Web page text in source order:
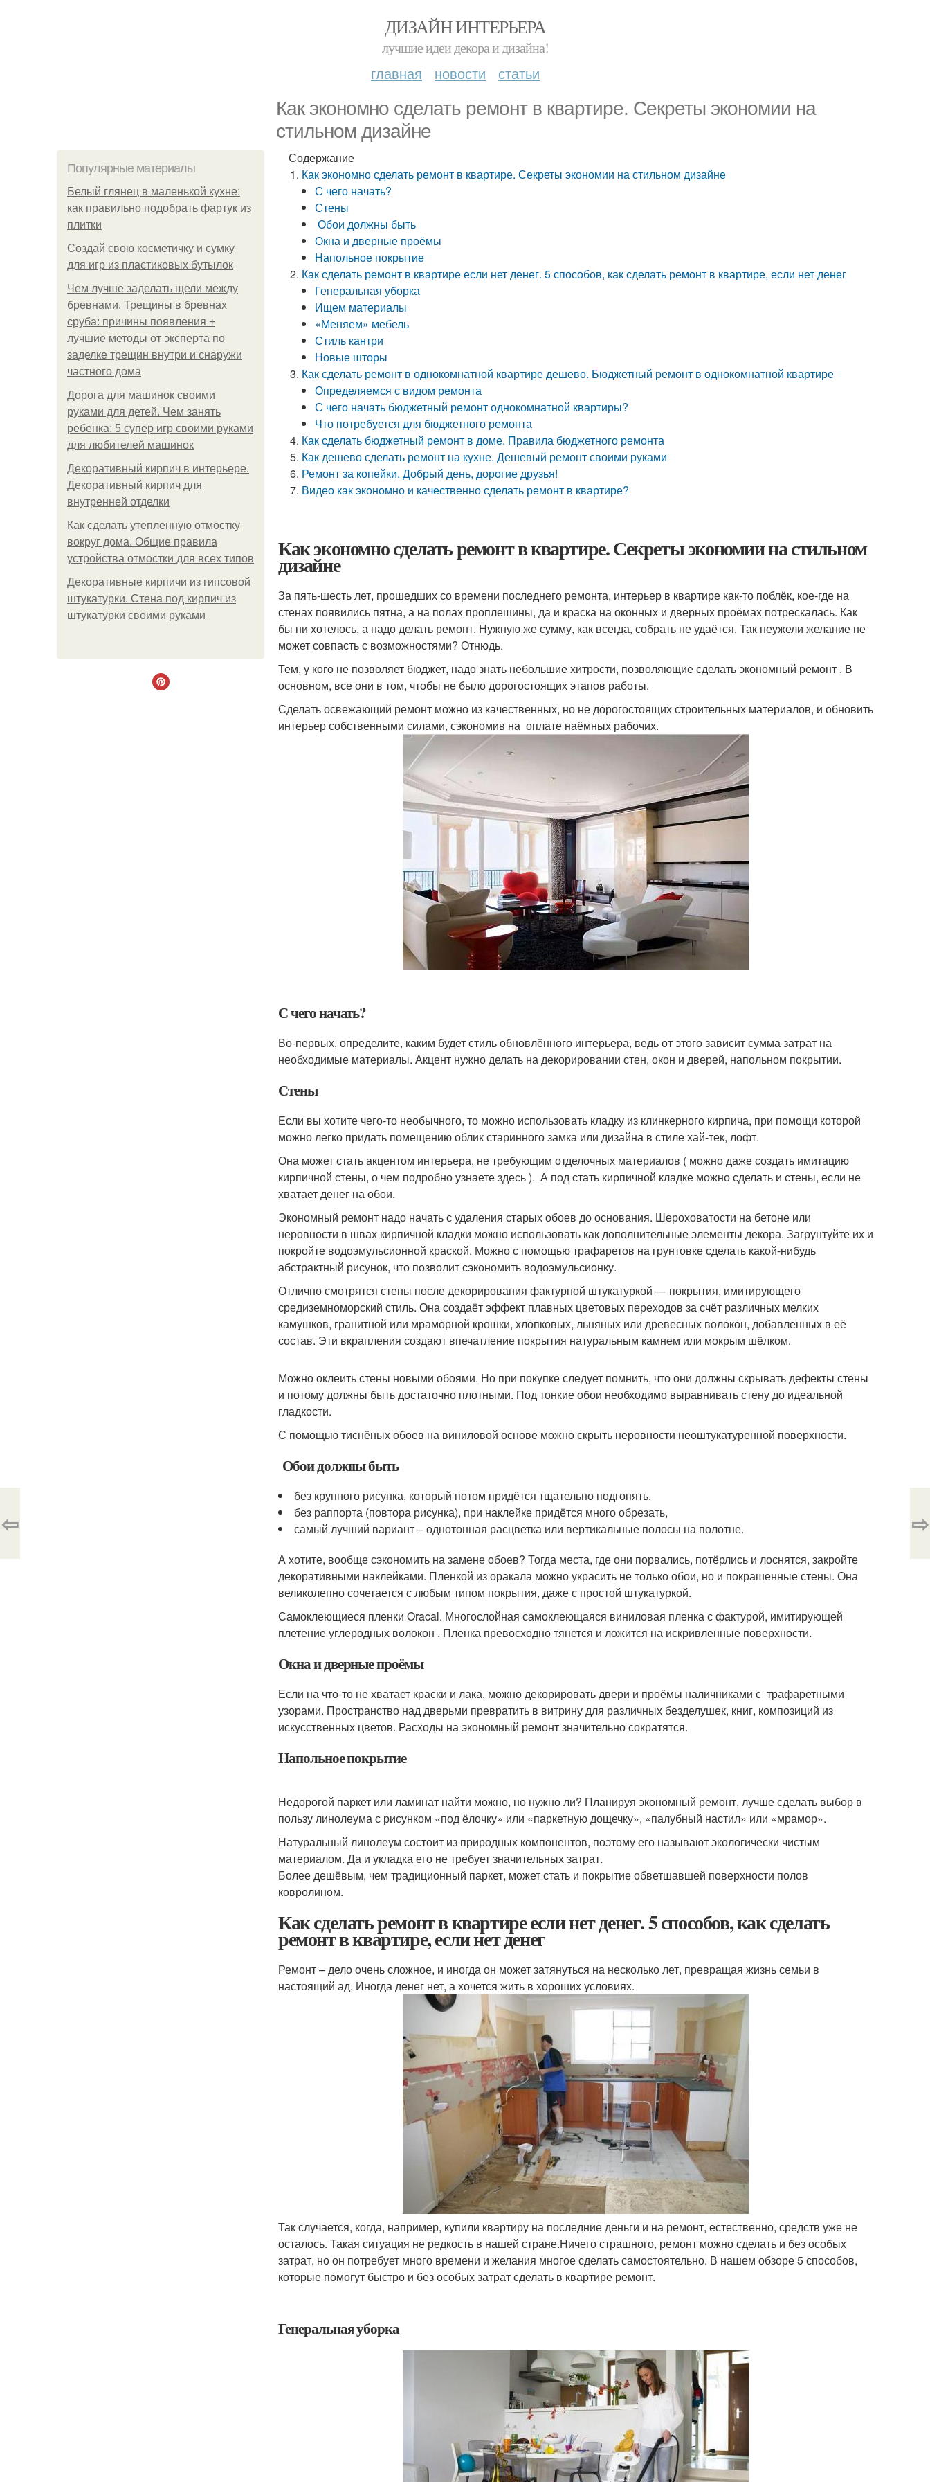
ДИЗАЙН ИНТЕРЬЕРА
лучшие идеи декора и дизайна!
главная новости статьи
Как экономно сделать ремонт в квартире. Секреты экономии на
стильном дизайне
Популярные материалы
Белый глянец в маленькой кухне:
как правильно подобрать фартук из
плитки
Создай свою косметичку и сумку
для игр из пластиковых бутылок
Чем лучше заделать щели между
бревнами. Трещины в бревнах
сруба: причины появления +
лучшие методы от эксперта по
заделке трещин внутри и снаружи
частного дома
Дорога для машинок своими
руками для детей. Чем занять
ребенка: 5 супер игр своими руками
для любителей машинок
Декоративный кирпич в интерьере.
Декоративный кирпич для
внутренней отделки
Как сделать утепленную отмостку
вокруг дома. Общие правила
устройства отмостки для всех типов
Декоративные кирпичи из гипсовой
штукатурки. Стена под кирпич из
штукатурки своими руками
Содержание
Как экономно сделать ремонт в квартире. Секреты экономии на стильном дизайне
С чего начать?
Стены
Обои должны быть
Окна и дверные проёмы
Напольное покрытие
Как сделать ремонт в квартире если нет денег. 5 способов, как сделать ремонт в квартире, если нет денег
Генеральная уборка
Ищем материалы
«Меняем» мебель
Стиль кантри
Новые шторы
Как сделать ремонт в однокомнатной квартире дешево. Бюджетный ремонт в однокомнатной квартире
Определяемся с видом ремонта
С чего начать бюджетный ремонт однокомнатной квартиры?
Что потребуется для бюджетного ремонта
Как сделать бюджетный ремонт в доме. Правила бюджетного ремонта
Как дешево сделать ремонт на кухне. Дешевый ремонт своими руками
Ремонт за копейки. Добрый день, дорогие друзья!
Видео как экономно и качественно сделать ремонт в квартире?
Как экономно сделать ремонт в квартире. Секреты экономии на стильном
дизайне
За пять-шесть лет, прошедших со времени последнего ремонта, интерьер в квартире как-то поблёк, кое-где на
стенах появились пятна, а на полах проплешины, да и краска на оконных и дверных проёмах потрескалась. Как
бы ни хотелось, а надо делать ремонт. Нужную же сумму, как всегда, собрать не удаётся. Так неужели желание не
может совпасть с возможностями? Отнюдь.
Тем, у кого не позволяет бюджет, надо знать небольшие хитрости, позволяющие сделать экономный ремонт . В
основном, все они в том, чтобы не было дорогостоящих этапов работы.
Сделать освежающий ремонт можно из качественных, но не дорогостоящих строительных материалов, и обновить
интерьер собственными силами, сэкономив на оплате наёмных рабочих.
С чего начать?
Во-первых, определите, каким будет стиль обновлённого интерьера, ведь от этого зависит сумма затрат на
необходимые материалы. Акцент нужно делать на декорировании стен, окон и дверей, напольном покрытии.
Стены
Если вы хотите чего-то необычного, то можно использовать кладку из клинкерного кирпича, при помощи которой
можно легко придать помещению облик старинного замка или дизайна в стиле хай-тек, лофт.
Она может стать акцентом интерьера, не требующим отделочных материалов ( можно даже создать имитацию
кирпичной стены, о чем подробно узнаете здесь ). А под стать кирпичной кладке можно сделать и стены, если не
хватает денег на обои.
Экономный ремонт надо начать с удаления старых обоев до основания. Шероховатости на бетоне или
неровности в швах кирпичной кладки можно использовать как дополнительные элементы декора. Загрунтуйте их и
покройте водоэмульсионной краской. Можно с помощью трафаретов на грунтовке сделать какой-нибудь
абстрактный рисунок, что позволит сэкономить водоэмульсионку.
Отлично смотрятся стены после декорирования фактурной штукатуркой — покрытия, имитирующего
средиземноморский стиль. Она создаёт эффект плавных цветовых переходов за счёт различных мелких
камушков, гранитной или мраморной крошки, хлопковых, льняных или древесных волокон, добавленных в её
состав. Эти вкрапления создают впечатление покрытия натуральным камнем или мокрым шёлком.
Можно оклеить стены новыми обоями. Но при покупке следует помнить, что они должны скрывать дефекты стены
и потому должны быть достаточно плотными. Под тонкие обои необходимо выравнивать стену до идеальной
гладкости.
С помощью тиснёных обоев на виниловой основе можно скрыть неровности неоштукатуренной поверхности.
Обои должны быть
без крупного рисунка, который потом придётся тщательно подгонять.
без раппорта (повтора рисунка), при наклейке придётся много обрезать,
самый лучший вариант – однотонная расцветка или вертикальные полосы на полотне.
А хотите, вообще сэкономить на замене обоев? Тогда места, где они порвались, потёрлись и лоснятся, закройте
декоративными наклейками. Пленкой из оракала можно украсить не только обои, но и покрашенные стены. Она
великолепно сочетается с любым типом покрытия, даже с простой штукатуркой.
Самоклеющиеся пленки Oracal. Многослойная самоклеющаяся виниловая пленка с фактурой, имитирующей
плетение углеродных волокон . Пленка превосходно тянется и ложится на искривленные поверхности.
Окна и дверные проёмы
Если на что-то не хватает краски и лака, можно декорировать двери и проёмы наличниками с трафаретными
узорами. Пространство над дверьми превратить в витрину для различных безделушек, книг, композиций из
искусственных цветов. Расходы на экономный ремонт значительно сократятся.
Напольное покрытие
Недорогой паркет или ламинат найти можно, но нужно ли? Планируя экономный ремонт, лучше сделать выбор в
пользу линолеума с рисунком «под ёлочку» или «паркетную дощечку», «палубный настил» или «мрамор».
Натуральный линолеум состоит из природных компонентов, поэтому его называют экологически чистым
материалом. Да и укладка его не требует значительных затрат.
Более дешёвым, чем традиционный паркет, может стать и покрытие обветшавшей поверхности полов
ковролином.
Как сделать ремонт в квартире если нет денег. 5 способов, как сделать
ремонт в квартире, если нет денег
Ремонт – дело очень сложное, и иногда он может затянуться на несколько лет, превращая жизнь семьи в
настоящий ад. Иногда денег нет, а хочется жить в хороших условиях.
Так случается, когда, например, купили квартиру на последние деньги и на ремонт, естественно, средств уже не
осталось. Такая ситуация не редкость в нашей стране.Ничего страшного, ремонт можно сделать и без особых
затрат, но он потребует много времени и желания многое сделать самостоятельно. В нашем обзоре 5 способов,
которые помогут быстро и без особых затрат сделать в квартире ремонт.
Генеральная уборка
⇦ ⇨